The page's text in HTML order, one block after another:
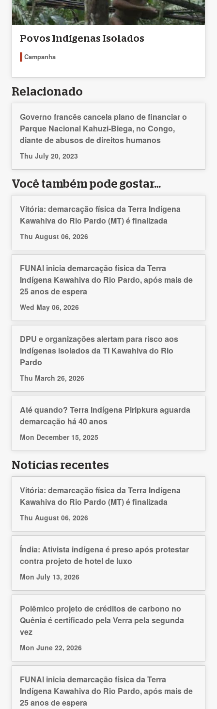
Povos Indígenas Isolados
Campanha
Relacionado
Governo francês cancela plano de financiar o
Parque Nacional Kahuzi-Biega, no Congo,
diante de abusos de direitos humanos
Thu July 20, 2023
Você também pode gostar…
Vitória: demarcação física da Terra Indígena
Kawahiva do Rio Pardo (MT) é finalizada
Thu August 06, 2026
FUNAI inicia demarcação física da Terra
Indígena Kawahiva do Rio Pardo, após mais de
25 anos de espera
Wed May 06, 2026
DPU e organizações alertam para risco aos
indígenas isolados da TI Kawahiva do Rio
Pardo
Thu March 26, 2026
Até quando? Terra Indígena Piripkura aguarda
demarcação há 40 anos
Mon December 15, 2025
Notícias recentes
Vitória: demarcação física da Terra Indígena
Kawahiva do Rio Pardo (MT) é finalizada
Thu August 06, 2026
Índia: Ativista indígena é preso após protestar
contra projeto de hotel de luxo
Mon July 13, 2026
Polêmico projeto de créditos de carbono no
Quênia é certificado pela Verra pela segunda
vez
Mon June 22, 2026
FUNAI inicia demarcação física da Terra
Indígena Kawahiva do Rio Pardo, após mais de
25 anos de espera